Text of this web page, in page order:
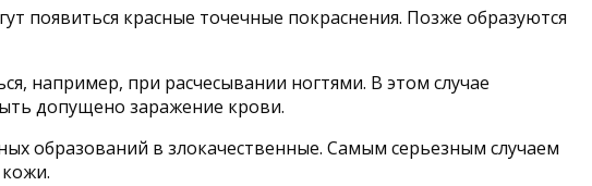
появиться красные точечные покраснения. Позже образуются
например, при расчесывании ногтями. В этом случае
допущено заражение крови.
образований в злокачественные. Самым серьезным случаем